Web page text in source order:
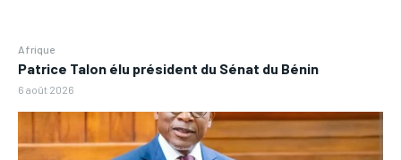
Afrique
Patrice Talon élu président du Sénat du Bénin
6 août 2026